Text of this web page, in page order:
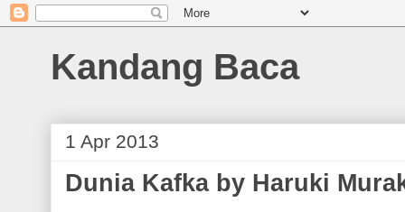
Kandang Baca
1 Apr 2013
Dunia Kafka by Haruki